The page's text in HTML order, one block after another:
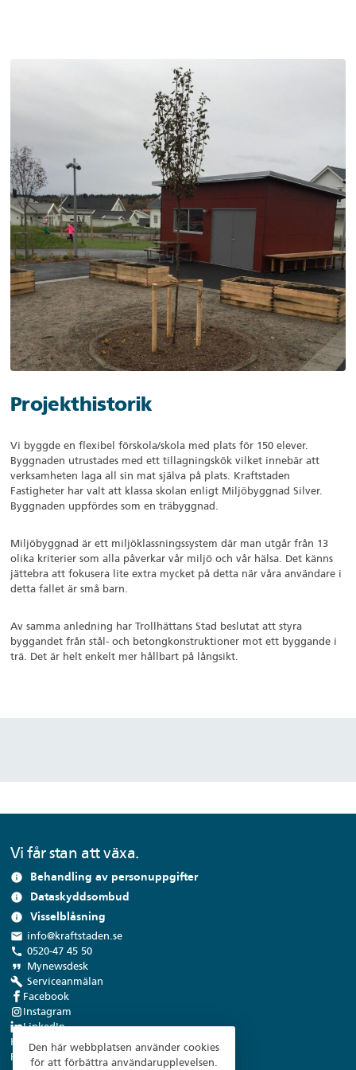
Projekthistorik
Vi byggde en flexibel förskola/skola med plats för 150 elever.
Byggnaden utrustades med ett tillagningskök vilket innebär att
verksamheten laga all sin mat själva på plats. Kraftstaden
Fastigheter har valt att klassa skolan enligt Miljöbyggnad Silver.
Byggnaden uppfördes som en träbyggnad.
Miljöbyggnad är ett miljöklassningssystem där man utgår från 13
olika kriterier som alla påverkar vår miljö och vår hälsa. Det känns
jättebra att fokusera lite extra mycket på detta när våra användare i
detta fallet är små barn.
Av samma anledning har Trollhättans Stad beslutat att styra
byggandet från stål- och betongkonstruktioner mot ett byggande i
trä. Det är helt enkelt mer hållbart på långsikt.
Vi får stan att växa.
info Behandling av personuppgifter
info Dataskyddsombud
info Visselblåsning
local_post_office info@kraftstaden.se
call 0520-47 45 50
format_quote Mynewsdesk
build Serviceanmälan
Facebook
Instagram
LinkedIn
Kraftstaden Fastigheter Trollhättan AB
Flygfältsvägen 9, 461 38 Trollhättan
Den här webbplatsen använder cookies
för att förbättra användarupplevelsen.